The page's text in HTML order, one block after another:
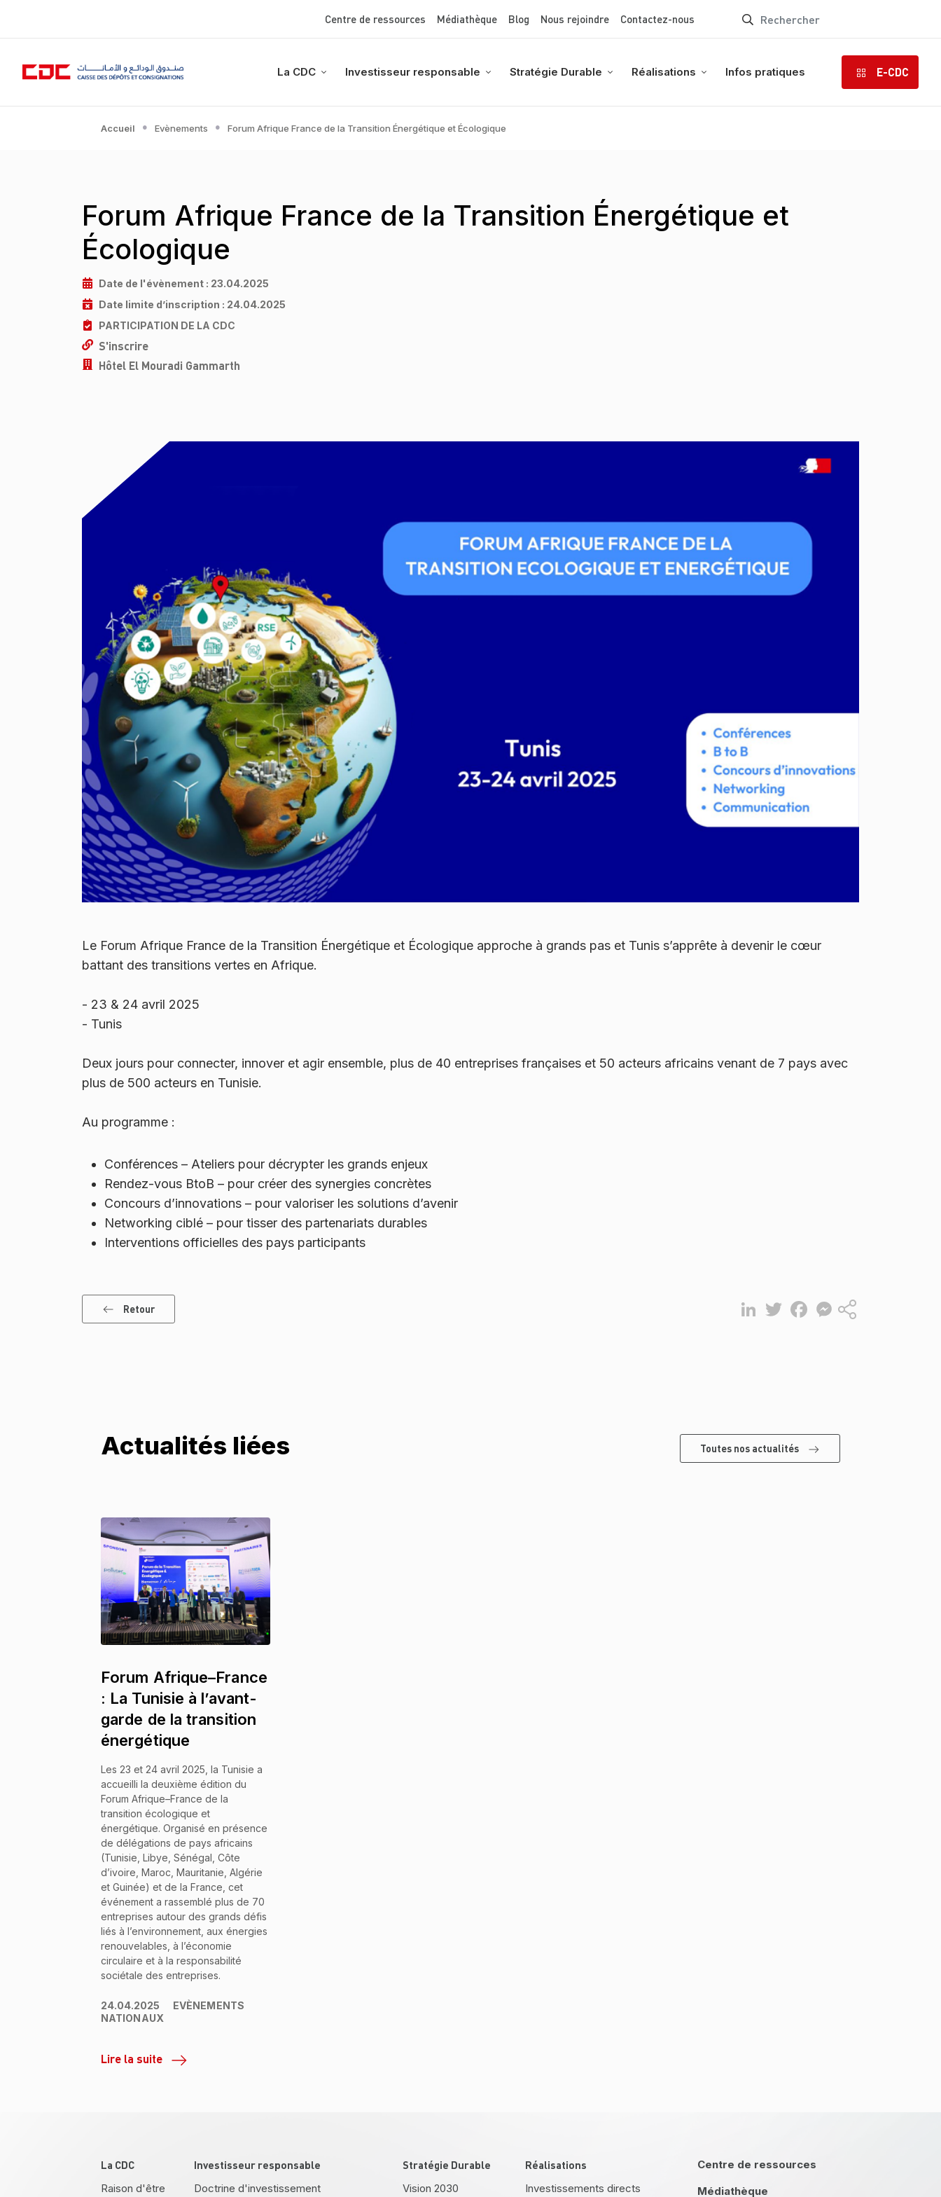
au
Top Menu
Centre de ressources Médiathèque Blog Nous rejoindre Contactez-nous
La CDC Investisseur responsable Stratégie Durable Réalisations Infos pratiques E-CDC
Accueil Evènements Forum Afrique France de la Transition Énergétique et Écologique
Forum Afrique France de la Transition Énergétique et
Écologique
Date de l'évènement : 23.04.2025
Date limite d’inscription : 24.04.2025
PARTICIPATION DE LA CDC
S'inscrire
Hôtel El Mouradi Gammarth
Le Forum Afrique France de la Transition Énergétique et Écologique approche à grands pas et Tunis s’apprête à devenir le cœur
battant des transitions vertes en Afrique.
- 23 & 24 avril 2025
- Tunis
Deux jours pour connecter, innover et agir ensemble, plus de 40 entreprises françaises et 50 acteurs africains venant de 7 pays avec
plus de 500 acteurs en Tunisie.
Au programme :
Conférences – Ateliers pour décrypter les grands enjeux
Rendez-vous BtoB – pour créer des synergies concrètes
Concours d’innovations – pour valoriser les solutions d’avenir
Networking ciblé – pour tisser des partenariats durables
Interventions officielles des pays participants
Retour LinkedInTwitterFacebookMessenger
Actualités liées Toutes nos actualités
Forum Afrique–France
: La Tunisie à l’avant-
garde de la transition
énergétique
Les 23 et 24 avril 2025, la Tunisie a
accueilli la deuxième édition du
Forum Afrique–France de la
transition écologique et
énergétique. Organisé en présence
de délégations de pays africains
(Tunisie, Libye, Sénégal, Côte
d’ivoire, Maroc, Mauritanie, Algérie
et Guinée) et de la France, cet
événement a rassemblé plus de 70
entreprises autour des grands défis
liés à l’environnement, aux énergies
renouvelables, à l’économie
circulaire et à la responsabilité
sociétale des entreprises.
24.04.2025
EVÈNEMENTS
NATIONAUX
Lire la suite
Pied de page
La CDC
Raison d'être
Investisseur responsable
Doctrine d'investissement
Stratégie Durable
Vision 2030
Réalisations
Investissements directs
Centre de ressources
Médiathèque